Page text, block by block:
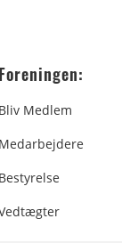
Foreningen:
Bliv Medlem
Medarbejdere
Bestyrelse